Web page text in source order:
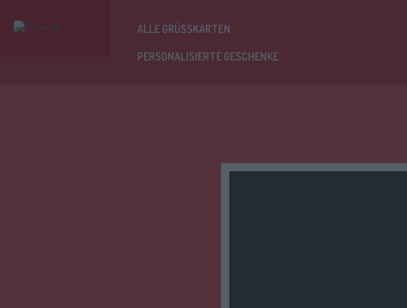
ALLE GRÜSSKARTEN
PERSONALISIERTE GESCHENKE